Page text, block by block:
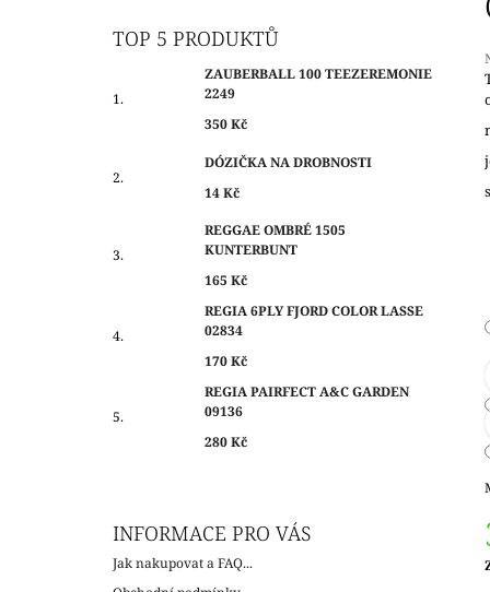
TOP 5 PRODUKTŮ
ZAUBERBALL 100 TEEZEREMONIE
2249
350 Kč
DÓZIČKA NA DROBNOSTI
14 Kč
REGGAE OMBRÉ 1505
KUNTERBUNT
165 Kč
REGIA 6PLY FJORD COLOR LASSE
02834
170 Kč
REGIA PAIRFECT A&C GARDEN
09136
280 Kč
INFORMACE PRO VÁS
Jak nakupovat a FAQ...
z
5